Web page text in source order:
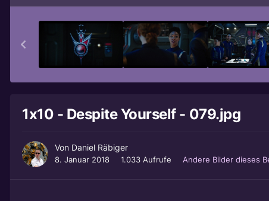
1x10 - Despite Yourself - 079.jpg
Von Daniel Räbiger
8. Januar 2018 1.033 Aufrufe Andere Bilder dieses